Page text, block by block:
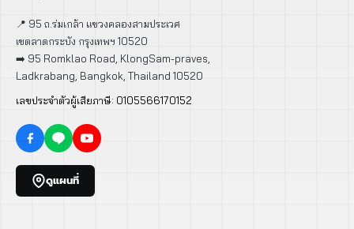
📍 95 ถ.ร่มเกล้า แขวงคลองสามประเวศ
เขตลาดกระบัง กรุงเทพฯ 10520
➡️ 95 Romklao Road, KlongSam-praves,
Ladkrabang, Bangkok, Thailand 10520
เลขประจำตัวผู้เสียภาษี: 0105566170152
ดูแผนที่